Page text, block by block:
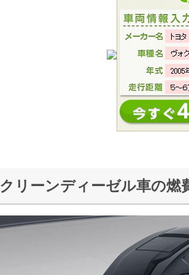
クリーンディーゼル車の燃